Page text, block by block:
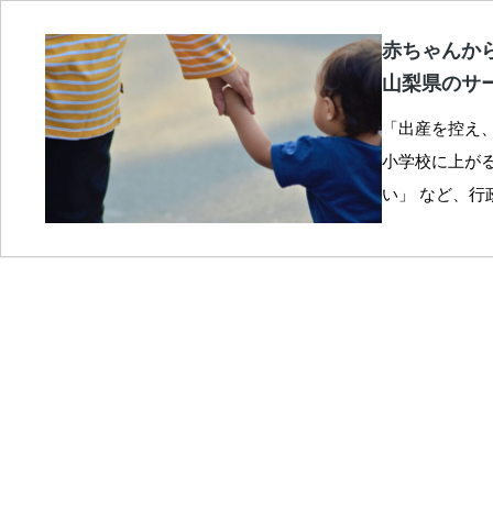
赤ちゃんか
山梨県のサ
「出産を控
小学校に上が
い」 など、